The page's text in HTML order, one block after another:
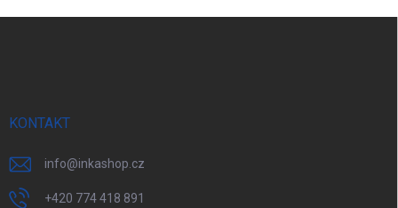
KONTAKT
info@inkashop.cz
+420 774 418 891